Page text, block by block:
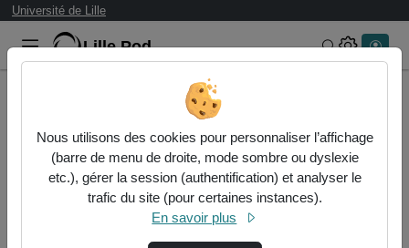
Université de Lille
Lille.Pod Rechercher
Entretien avec Dominique Perrin Responsable …
Nous utilisons des cookies pour personnaliser l’affichage
(barre de menu de droite, mode sombre ou dyslexie
etc.), gérer la session (authentification) et analyser le
trafic du site (pour certaines instances).
En savoir plus